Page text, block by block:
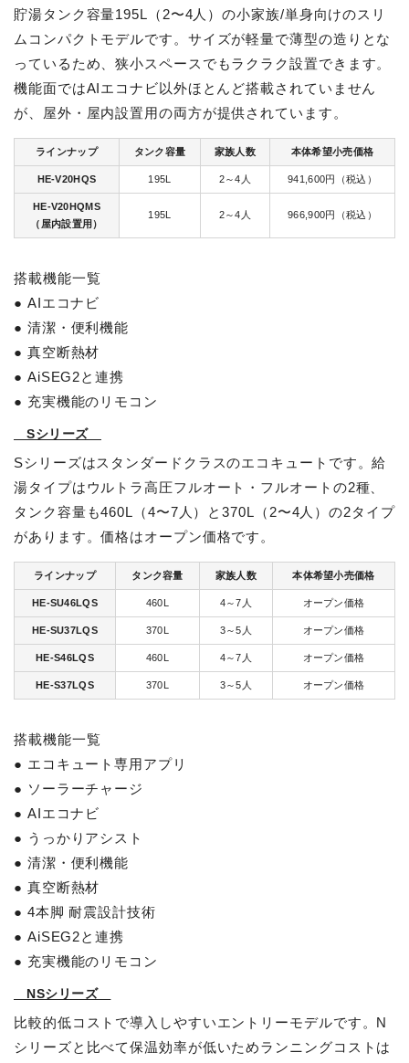
貯湯タンク容量195L（2〜4人）の小家族/単身向けのスリ
ムコンパクトモデルです。サイズが軽量で薄型の造りとな
っているため、狭小スペースでもラクラク設置できます。
機能面ではAIエコナビ以外ほとんど搭載されていません
が、屋外・屋内設置用の両方が提供されています。
ラインナップ タンク容量 家族人数 本体希望小売価格
HE-V20HQS 195L 2～4人 941,600円（税込）
HE-V20HQMS
（屋内設置用）
195L 2～4人 966,900円（税込）
搭載機能一覧
● AIエコナビ
● 清潔・便利機能
● 真空断熱材
● AiSEG2と連携
● 充実機能のリモコン
Sシリーズ
Sシリーズはスタンダードクラスのエコキュートです。給
湯タイプはウルトラ高圧フルオート・フルオートの2種、
タンク容量も460L（4〜7人）と370L（2〜4人）の2タイプ
があります。価格はオープン価格です。
ラインナップ タンク容量 家族人数 本体希望小売価格
HE-SU46LQS 460L 4～7人 オープン価格
HE-SU37LQS 370L 3～5人 オープン価格
HE-S46LQS 460L 4～7人 オープン価格
HE-S37LQS 370L 3～5人 オープン価格
搭載機能一覧
● エコキュート専用アプリ
● ソーラーチャージ
● AIエコナビ
● うっかりアシスト
● 清潔・便利機能
● 真空断熱材
● 4本脚 耐震設計技術
● AiSEG2と連携
● 充実機能のリモコン
NSシリーズ
比較的低コストで導入しやすいエントリーモデルです。N
シリーズと比べて保温効率が低いためランニングコストは